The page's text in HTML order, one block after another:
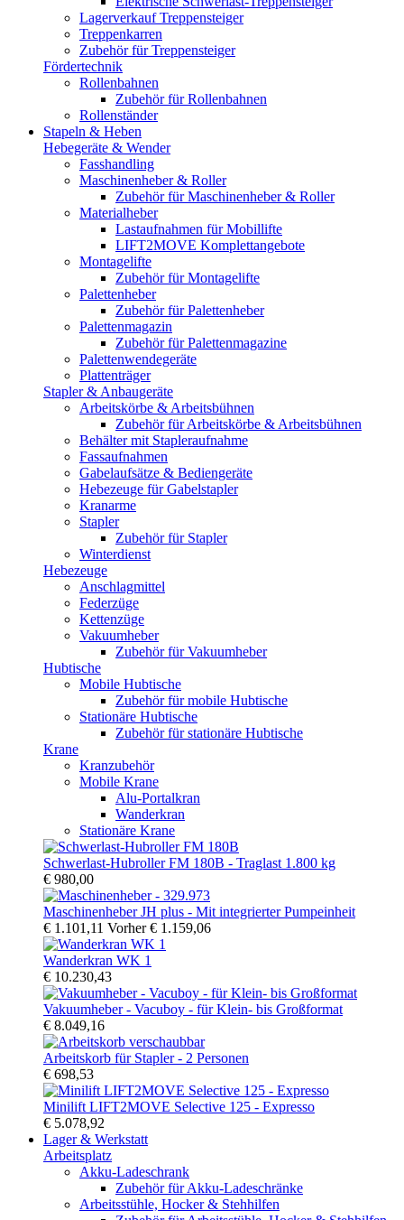
Lagerverkauf Treppensteiger
Treppenkarren
Zubehör für Treppensteiger
Fördertechnik
Rollenbahnen
Zubehör für Rollenbahnen
Rollenständer
Stapeln & Heben
Hebegeräte & Wender
Fasshandling
Maschinenheber & Roller
Zubehör für Maschinenheber & Roller
Materialheber
Lastaufnahmen für Mobillifte
LIFT2MOVE Komplettangebote
Montagelifte
Zubehör für Montagelifte
Palettenheber
Zubehör für Palettenheber
Palettenmagazin
Zubehör für Palettenmagazine
Palettenwendegeräte
Plattenträger
Stapler & Anbaugeräte
Arbeitskörbe & Arbeitsbühnen
Zubehör für Arbeitskörbe & Arbeitsbühnen
Behälter mit Stapleraufnahme
Fassaufnahmen
Gabelaufsätze & Bediengeräte
Hebezeuge für Gabelstapler
Kranarme
Stapler
Zubehör für Stapler
Winterdienst
Hebezeuge
Anschlagmittel
Federzüge
Kettenzüge
Vakuumheber
Zubehör für Vakuumheber
Hubtische
Mobile Hubtische
Zubehör für mobile Hubtische
Stationäre Hubtische
Zubehör für stationäre Hubtische
Krane
Kranzubehör
Mobile Krane
Alu-Portalkran
Wanderkran
Stationäre Krane
Schwerlast-Hubroller FM 180B - Traglast 1.800 kg
€ 980,00
Maschinenheber JH plus - Mit integrierter Pumpeinheit
€ 1.101,11 Vorher€ 1.159,06
Wanderkran WK 1
€ 10.230,43
Vakuumheber - Vacuboy - für Klein- bis Großformat
€ 8.049,16
Arbeitskorb für Stapler - 2 Personen
€ 698,53
Minilift LIFT2MOVE Selective 125 - Expresso
€ 5.078,92
Lager & Werkstatt
Arbeitsplatz
Akku-Ladeschrank
Zubehör für Akku-Ladeschränke
Arbeitsstühle, Hocker & Stehhilfen